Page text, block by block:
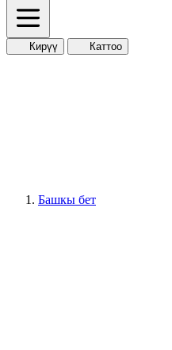
Кирүү Каттоо
Башкы бет